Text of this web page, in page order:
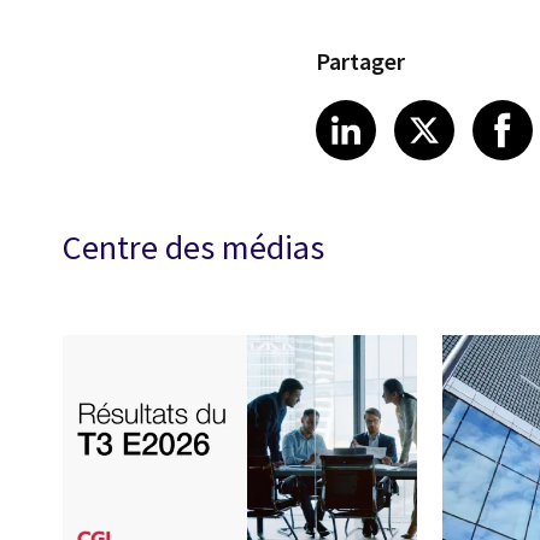
Partager
Share article
LinkedIn
Share
X
Centre des médias